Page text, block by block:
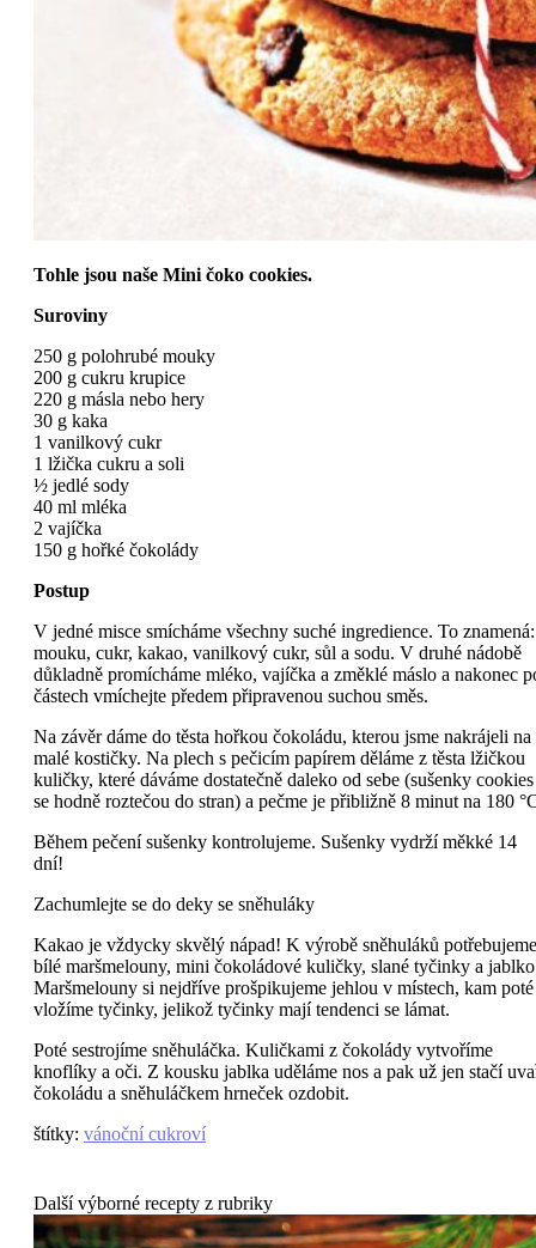
Tohle jsou naše Mini čoko cookies.
Suroviny
250 g polohrubé mouky
200 g cukru krupice
220 g másla nebo hery
30 g kaka
1 vanilkový cukr
1 lžička cukru a soli
½ jedlé sody
40 ml mléka
2 vajíčka
150 g hořké čokolády
Postup
V jedné misce smícháme všechny suché ingredience. To znamená:
mouku, cukr, kakao, vanilkový cukr, sůl a sodu. V druhé nádobě
důkladně promícháme mléko, vajíčka a změklé máslo a nakonec
částech vmíchejte předem připravenou suchou směs.
Na závěr dáme do těsta hořkou čokoládu, kterou jsme nakrájeli na
malé kostičky. Na plech s pečicím papírem děláme z těsta lžičkou
kuličky, které dáváme dostatečně daleko od sebe (sušenky cookies
se hodně roztečou do stran) a pečme je přibližně 8 minut na 180
Během pečení sušenky kontrolujeme. Sušenky vydrží měkké 14
dní!
Zachumlejte se do deky se sněhuláky
Kakao je vždycky skvělý nápad! K výrobě sněhuláků potřebujeme
bílé maršmelouny, mini čokoládové kuličky, slané tyčinky a
Maršmelouny si nejdříve prošpikujeme jehlou v místech, kam poté
vložíme tyčinky, jelikož tyčinky mají tendenci se lámat.
Poté sestrojíme sněhuláčka. Kuličkami z čokolády vytvoříme
knoflíky a oči. Z kousku jablka uděláme nos a pak už jen stačí
čokoládu a sněhuláčkem hrneček ozdobit.
štítky: vánoční cukroví
Další výborné recepty z rubriky